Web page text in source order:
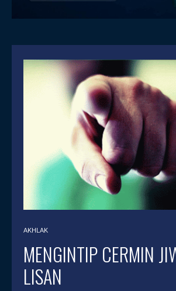
AKHLAK
MENGINTIP CERMIN
LISAN